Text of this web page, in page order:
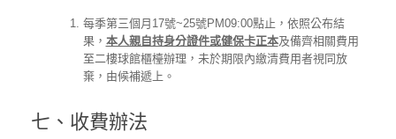
每季第三個月17號~25號PM09:00點止，依照公布結
果， 本人親自持身分證件或健保卡正本及備齊相關費用
至二樓球館櫃檯辦理，未於期限內繳清費用者視同放
棄，由候補遞上。
七、收費辦法